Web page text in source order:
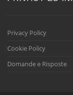
Privacy Policy
Cookie Policy
Domande e Risposte